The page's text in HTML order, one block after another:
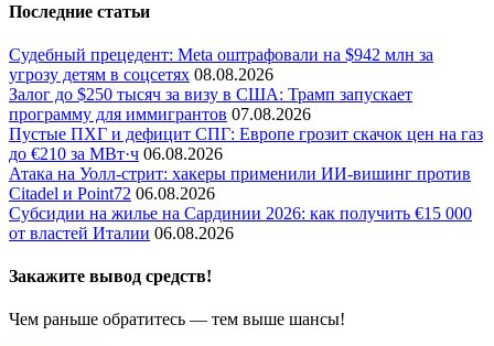
Последние статьи
Судебный прецедент: Meta оштрафовали на $942 млн за
угрозу детям в соцсетях 08.08.2026
Залог до $250 тысяч за визу в США: Трамп запускает
программу для иммигрантов 07.08.2026
Пустые ПХГ и дефицит СПГ: Европе грозит скачок цен на газ
до €210 за МВт·ч 06.08.2026
Атака на Уолл-стрит: хакеры применили ИИ-вишинг против
Citadel и Point72 06.08.2026
Субсидии на жилье на Сардинии 2026: как получить €15 000
от властей Италии 06.08.2026
Закажите вывод средств!
Чем раньше обратитесь — тем выше шансы!